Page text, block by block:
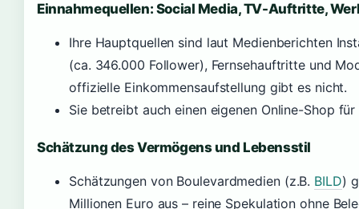
Einnahmequellen: Social Media, TV-Auftritte,
Ihre Hauptquellen sind laut Medienberichten
(ca. 346.000 Follower), Fernsehauftritte und
offizielle Einkommensaufstellung gibt es nicht.
Sie betreibt auch einen eigenen Online-Shop
Schätzung des Vermögens und Lebensstil
Schätzungen von Boulevardmedien (z.B. BILD)
Millionen Euro aus – reine Spekulation ohne